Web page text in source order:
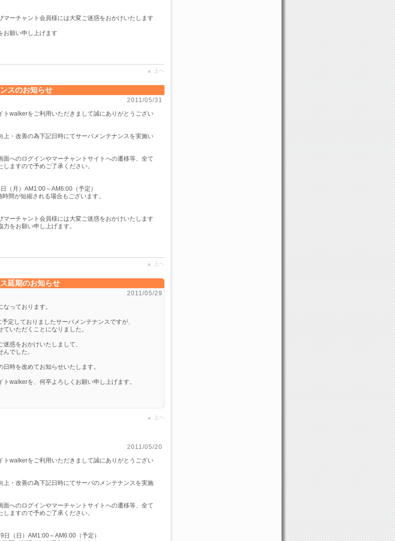
マーチャント会員様には大変ご迷惑をおかけいたします
お願い申し上げます
▲ 上ヘ
スのお知らせ
2011/05/31
トwalkerをご利用いただきまして誠にありがとうござい
上・改善の為下記日時にてサーバメンテナンスを実施い
面へのログインやマーチャントサイトへの遷移等、全て
ますので予めご了承ください。
（月）AM1:00～AM6:00（予定）
間が短縮される場合もございます。
マーチャント会員様には大変ご迷惑をおかけいたします
をお願い申し上げます。
▲ 上ヘ
延期のお知らせ
2011/05/29
っております。
定しておりましたサーバメンテナンスですが、
いただくことになりました。
惑をおかけいたしまして、
でした。
時を改めてお知らせいたします。
トwalkerを、何卒よろしくお願い申し上げます。
▲ 上ヘ
2011/05/20
トwalkerをご利用いただきまして誠にありがとうござい
上・改善の為下記日時にてサーバのメンテナンスを実施
面へのログインやマーチャントサイトへの遷移等、全て
ますので予めご了承ください。
日（日）AM1:00～AM6:00（予定）